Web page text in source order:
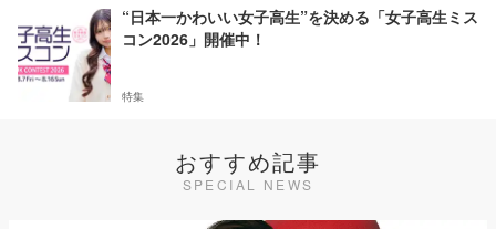
“日本一かわいい女子高生”を決める「女子高生ミス
コン2026」開催中！
特集
おすすめ記事
SPECIAL NEWS